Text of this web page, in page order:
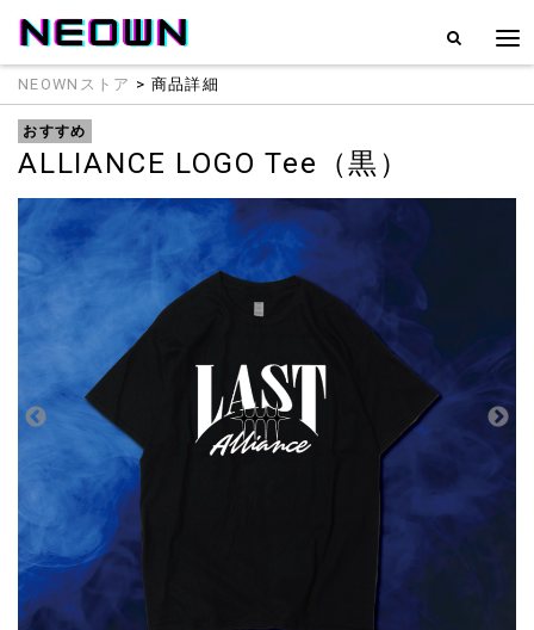
NEOWNストア > 商品詳細
おすすめ
ALLIANCE LOGO Tee（黒）